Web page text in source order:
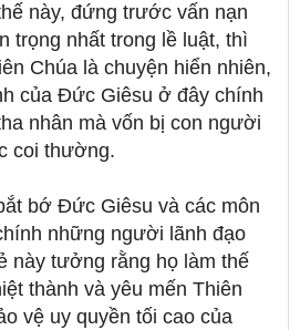
này, đứng trước vấn nạn
trọng nhất trong lề luật, thì
Chúa là chuyện hiển nhiên,
của Đức Giêsu ở đây chính
nhân mà vốn bị con người
coi thường.
bớ Đức Giêsu và các môn
những người lãnh đạo
này tưởng rằng họ làm thế
thành và yêu mến Thiên
vệ uy quyền tối cao của